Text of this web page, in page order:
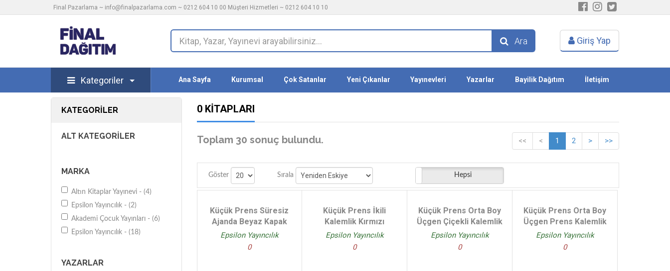
Final Pazarlama ~ info@finalpazarlama.com ~ 0212 604 10 00 Müşteri Hizmetleri ~ 0212 604 10 10
Ara Giriş Yap
Kategoriler Ana Sayfa Kurumsal Çok Satanlar Yeni Çıkanlar Yayınevleri Yazarlar Bayilik Dağıtım İletişim
KATEGORILER
ALT KATEGORILER
MARKA
Altın Kitaplar Yayınevi - (4)
Epsilon Yayıncılık - (2)
Akademi Çocuk Yayınları - (6)
Epsilon Yayıncılık - (18)
YAZARLAR
0 KITAPLARI
Toplam 30 sonuç bulundu. << < 1 2 > >>
Göster Sırala Stoktakiler Hepsi
Küçük Prens Süresiz
Ajanda Beyaz Kapak
Epsilon Yayıncılık
0
Küçük Prens İkili
Kalemlik Kırmızı
Epsilon Yayıncılık
0
Küçük Prens Orta Boy
Üçgen Çiçekli Kalemlik
Epsilon Yayıncılık
0
Küçük Prens Orta Boy
Üçgen Prens Kalemlik
Epsilon Yayıncılık
0